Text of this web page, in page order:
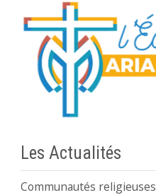
Les Actualités
Communautés religieuses